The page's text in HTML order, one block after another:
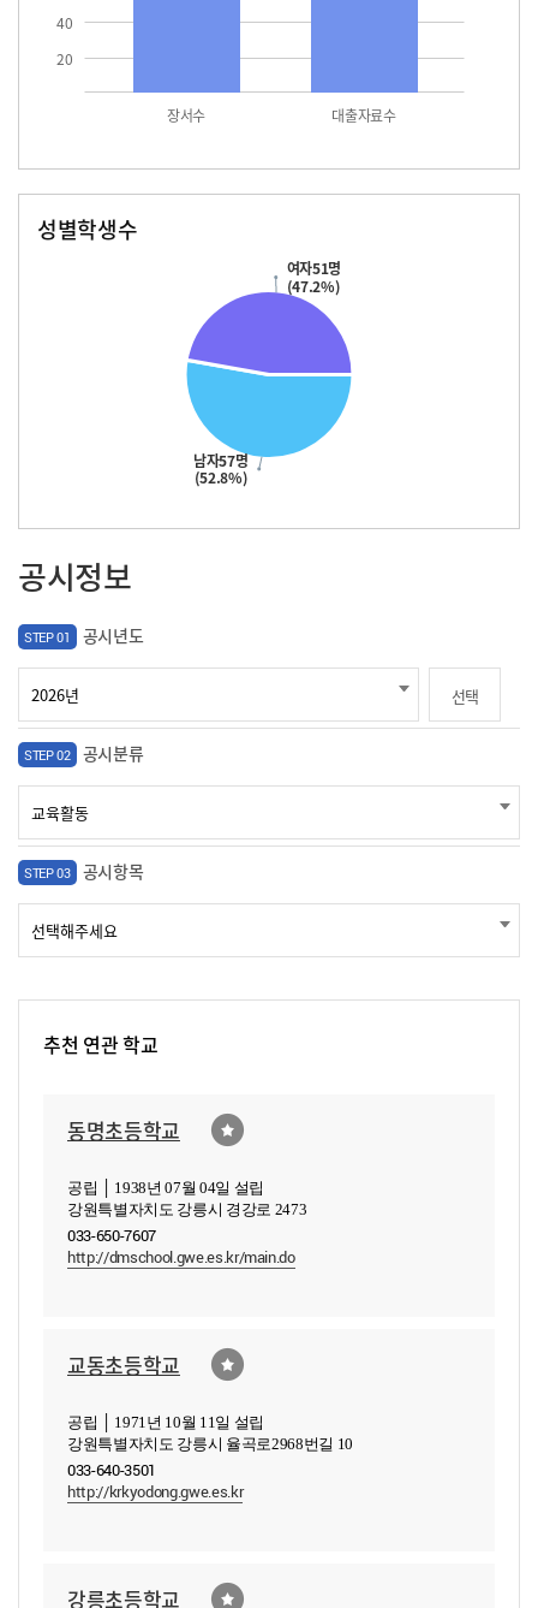
20
40
장서수 대출자료수
성별학생수
남자57명
(52.8%)
여자51명
(47.2%)
공시정보
STEP 01 공시년도
선택
STEP 02 공시분류
STEP 03 공시항목
추천 연관 학교
동명초등학교
공립 │ 1938년 07월 04일 설립
강원특별자치도 강릉시 경강로 2473
033-650-7607
http://dmschool.gwe.es.kr/main.do
교동초등학교
공립 │ 1971년 10월 11일 설립
강원특별자치도 강릉시 율곡로2968번길 10
033-640-3501
http://krkyodong.gwe.es.kr
강릉초등학교